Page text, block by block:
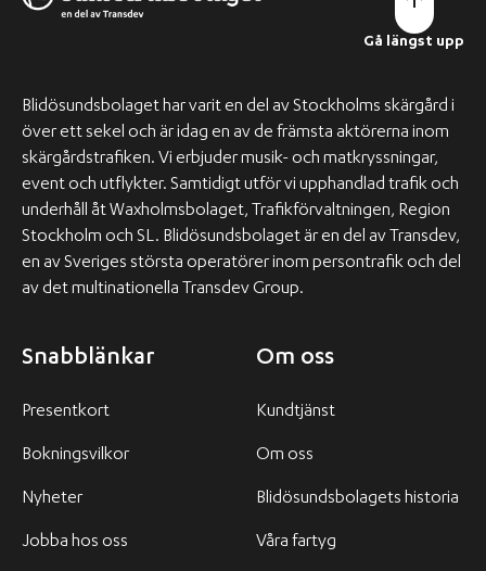
Gå längst upp
Blidösundsbolaget har varit en del av Stockholms skärgård i
över ett sekel och är idag en av de främsta aktörerna inom
skärgårdstrafiken. Vi erbjuder musik- och matkryssningar,
event och utflykter. Samtidigt utför vi upphandlad trafik och
underhåll åt Waxholmsbolaget, Trafikförvaltningen, Region
Stockholm och SL. Blidösundsbolaget är en del av Transdev,
en av Sveriges största operatörer inom persontrafik och del
av det multinationella Transdev Group.
Snabblänkar
Presentkort
Bokningsvilkor
Nyheter
Jobba hos oss
Om oss
Kundtjänst
Om oss
Blidösundsbolagets historia
Våra fartyg